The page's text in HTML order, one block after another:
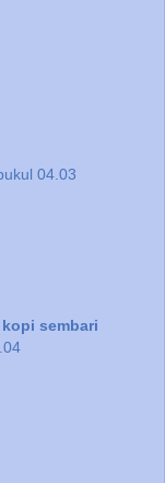
04.03
sembari